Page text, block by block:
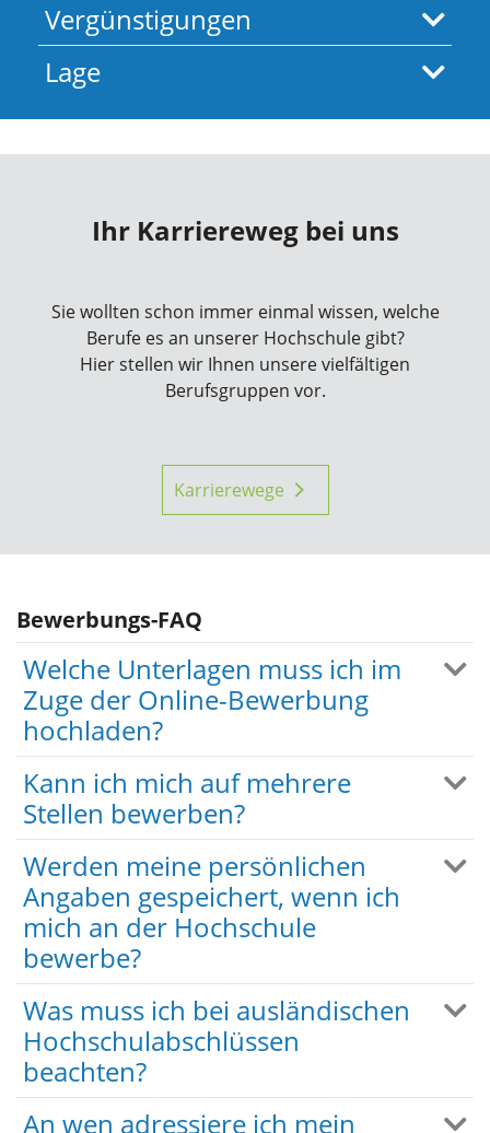
Vergünstigungen
Lage
Ihr Karriereweg bei uns
Sie wollten schon immer einmal wissen, welche
Berufe es an unserer Hochschule gibt?
Hier stellen wir Ihnen unsere vielfältigen
Berufsgruppen vor.
Karrierewege
Bewerbungs-FAQ
Welche Unterlagen muss ich im
Zuge der Online-Bewerbung
hochladen?
Kann ich mich auf mehrere
Stellen bewerben?
Werden meine persönlichen
Angaben gespeichert, wenn ich
mich an der Hochschule
bewerbe?
Was muss ich bei ausländischen
Hochschulabschlüssen
beachten?
An wen adressiere ich mein